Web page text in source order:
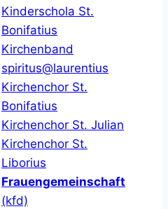
Kinderschola St.
Bonifatius
Kirchenband
spiritus@laurentius
Kirchenchor St.
Bonifatius
Kirchenchor St. Julian
Kirchenchor St.
Liborius
Frauengemeinschaft
(kfd)